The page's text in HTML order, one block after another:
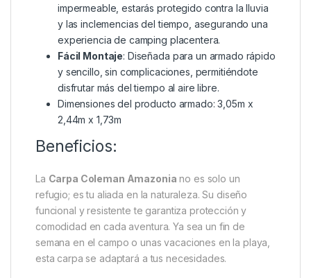
impermeable, estarás protegido contra la lluvia
y las inclemencias del tiempo, asegurando una
experiencia de camping placentera.
Fácil Montaje: Diseñada para un armado rápido
y sencillo, sin complicaciones, permitiéndote
disfrutar más del tiempo al aire libre.
Dimensiones del producto armado: 3,05m x
2,44m x 1,73m
Beneficios:
La Carpa Coleman Amazonia no es solo un
refugio; es tu aliada en la naturaleza. Su diseño
funcional y resistente te garantiza protección y
comodidad en cada aventura. Ya sea un fin de
semana en el campo o unas vacaciones en la playa,
esta carpa se adaptará a tus necesidades.